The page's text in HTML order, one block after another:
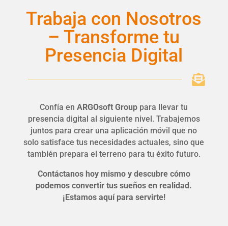
Trabaja con Nosotros
– Transforme tu
Presencia Digital

Confía enARGOsoft Group para llevar tu
presencia digital al siguiente nivel. Trabajemos
juntos para crear una aplicación móvil que no
solo satisface tus necesidades actuales, sino que
también prepara el terreno para tu éxito futuro.
Contáctanos hoy mismo y descubre cómo
podemos convertir tus sueños en realidad.
¡Estamos aquí para servirte!